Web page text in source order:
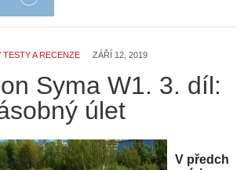
TESTY A RECENZE ZÁŘÍ 12, 2019
Syma W1. 3. díl:
úlet
V předch